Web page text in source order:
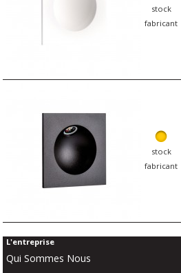
stock
fabricant
stock
fabricant
L'entreprise
Qui Sommes Nous